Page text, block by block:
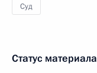
Суд
Статус материала